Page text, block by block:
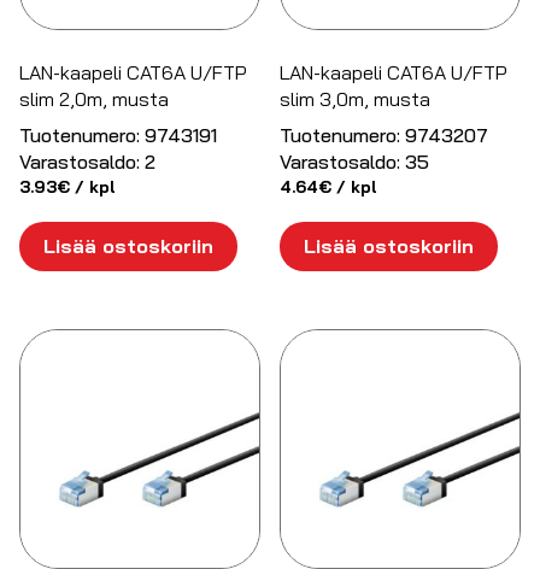
LAN-kaapeli CAT6A U/FTP
slim 2,0m, musta
Tuotenumero: 9743191
Varastosaldo: 2
3.93€ / kpl
Lisää ostoskoriin
LAN-kaapeli CAT6A U/FTP
slim 3,0m, musta
Tuotenumero: 9743207
Varastosaldo: 35
4.64€ / kpl
Lisää ostoskoriin